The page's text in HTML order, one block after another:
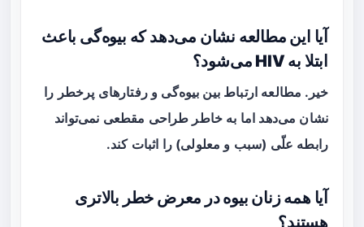
آیا این مطالعه نشان می‌دهد که بیوه‌گی باعث
ابتلا به HIV می‌شود؟
خیر. مطالعه ارتباط بین بیوه‌گی و رفتارهای پرخطر را
نشان می‌دهد اما به خاطر طراحی مقطعی نمی‌تواند
رابطه علّی (سبب و معلولی) را اثبات کند.
آیا همه زنان بیوه در معرض خطر بالاتری
هستند؟